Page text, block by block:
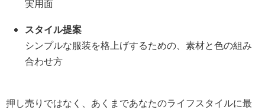
実用面
スタイル提案
シンプルな服装を格上げするための、素材と色の組み
合わせ方
押し売りではなく、あくまであなたのライフスタイルに最